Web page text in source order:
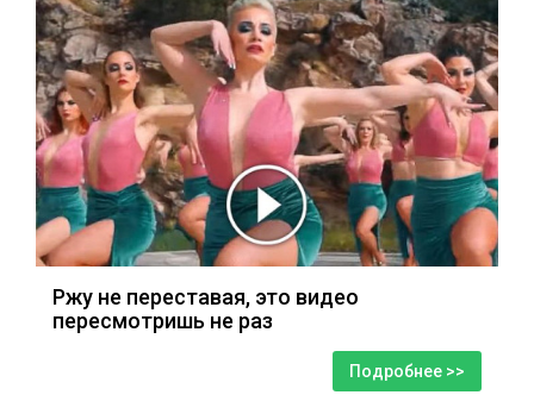
Ржу не переставая, это видео
пересмотришь не раз
Подробнее >>